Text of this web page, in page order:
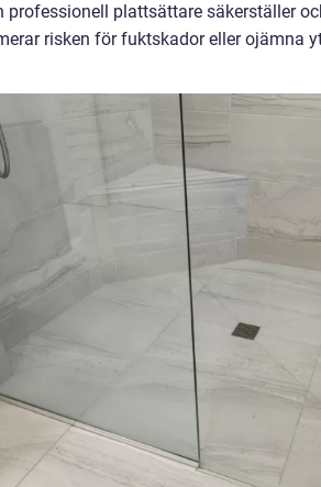
professionell plattsättare säkerställer
risken för fuktskador eller ojämna